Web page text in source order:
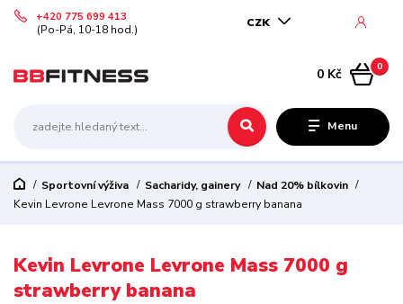
Menu
CZK
+420 775 699 413
(Po-Pá, 10-18 hod.)
0
0 Kč
Sportovní výživa Sacharidy, gainery
Nad 20% bílkovin
Kevin Levrone Levrone Mass 7000 g strawberry banana
Kevin Levrone Levrone Mass 7000 g
strawberry banana